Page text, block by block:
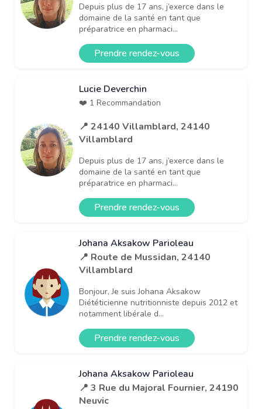
Depuis plus de 17 ans, j’exerce dans le
domaine de la santé en tant que
préparatrice en pharmaci...
Prendre rendez-vous
Lucie Deverchin
❤️ 1 Recommandation
📍 24140 Villamblard, 24140
Villamblard
Depuis plus de 17 ans, j’exerce dans le
domaine de la santé en tant que
préparatrice en pharmaci...
Prendre rendez-vous
Johana Aksakow Parioleau
📍 Route de Mussidan, 24140
Villamblard
Bonjour, Je suis Johana Aksakow
Diététicienne nutritionniste depuis 2012 et
notamment libérale d...
Prendre rendez-vous
Johana Aksakow Parioleau
📍 3 Rue du Majoral Fournier, 24190
Neuvic